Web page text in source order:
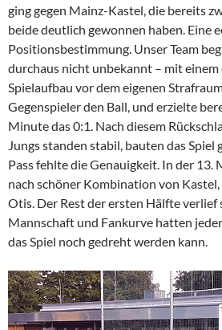
ging gegen Mainz-Kastel, die bereits
beide deutlich gewonnen haben. Eine
Positionsbestimmung. Unser Team
durchaus nicht unbekannt – mit
Spielaufbau vor dem eigenen
Gegenspieler den Ball, und erzielte
Minute das 0:1. Nach diesem
Jungs standen stabil, bauten das Spiel
Pass fehlte die Genauigkeit. In der 13.
nach schöner Kombination von
Otis. Der Rest der ersten Hälfte verlief
Mannschaft und Fankurve hatten
das Spiel noch gedreht werden kann.